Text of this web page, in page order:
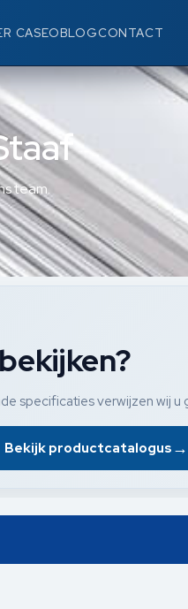
CASEOBLOGCONTACT
team.
specificaties verwijzen wij u
Bekijk productcatalogus →